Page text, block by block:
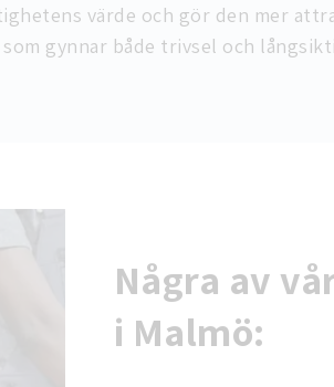
värde och gör den mer
gynnar både trivsel och
Några av
i Malmö: